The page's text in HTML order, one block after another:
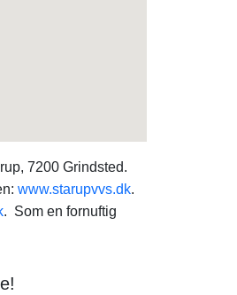
7200 Grindsted.
www.starupvvs.dk.
. Som en fornuftig